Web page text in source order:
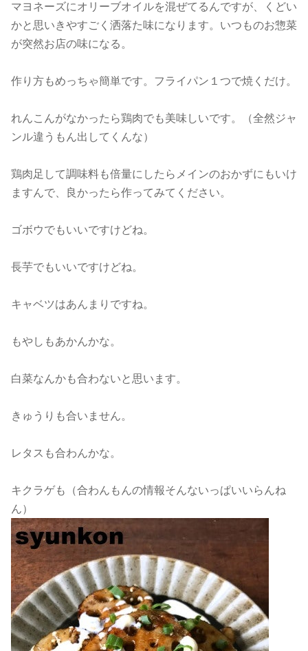
マヨネーズにオリーブオイルを混ぜてるんですが、くどい
かと思いきやすごく洒落た味になります。いつものお惣菜
が突然お店の味になる。
作り方もめっちゃ簡単です。フライパン１つで焼くだけ。
れんこんがなかったら鶏肉でも美味しいです。（全然ジャ
ンル違うもん出してくんな）
鶏肉足して調味料も倍量にしたらメインのおかずにもいけ
ますんで、良かったら作ってみてください。
ゴボウでもいいですけどね。
長芋でもいいですけどね。
キャベツはあんまりですね。
もやしもあかんかな。
白菜なんかも合わないと思います。
きゅうりも合いません。
レタスも合わんかな。
キクラゲも（合わんもんの情報そんないっぱいいらんね
ん）